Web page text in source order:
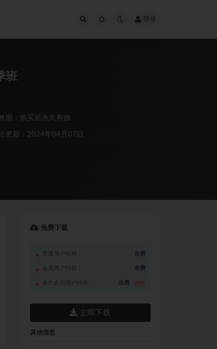
登录
班
期：购买后永久有效
更新：2024年04月07日
免费下载
普通用户特权： 免费
会员用户特权： 免费
永久会员用户特权： 免费
立即下载
其他信息